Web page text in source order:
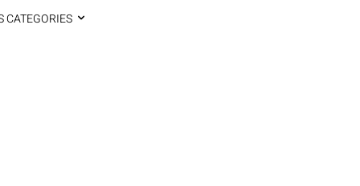
CATEGORIES